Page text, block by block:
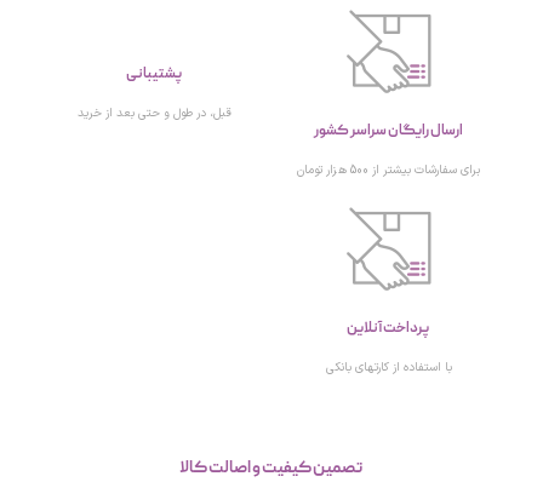
ارسال رایگان سراسر کشور
برای سفارشات بیشتر از 500 هزار تومان
پشتیبانی
قبل، در طول و حتی بعد از خرید
پرداخت آنلاین
با استفاده از کارتهای بانکی
تصمین کیفیت و اصالت کالا